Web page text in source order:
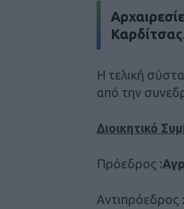
Η τελική
από την
Διοικητικό
Πρόεδρος :
Αντιπρόεδρος